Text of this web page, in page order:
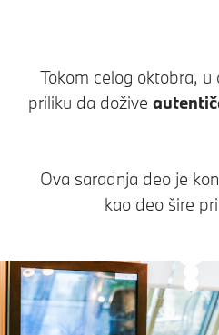
Tokom celog oktobra,
priliku da dožive
Ova saradnja deo je
kao deo šire